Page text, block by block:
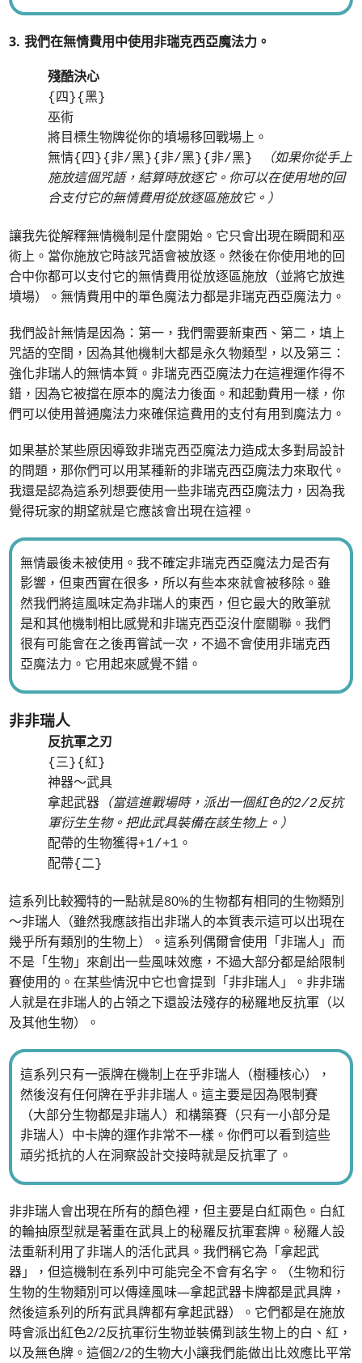
3. 我們在無情費用中使用非瑞克西亞魔法力。
殘酷決心
{四}{黑}
巫術
將目標生物牌從你的墳場移回戰場上。
無情{四}{非/黑}{非/黑}{非/黑}
（如果你從手上
施放這個咒語，結算時放逐它。你可以在使用地的回
合支付它的無情費用從放逐區施放它。）
讓我先從解釋無情機制是什麼開始。它只會出現在瞬間和巫
術上。當你施放它時該咒語會被放逐。然後在你使用地的回
合中你都可以支付它的無情費用從放逐區施放（並將它放進
墳場）。無情費用中的單色魔法力都是非瑞克西亞魔法力。
我們設計無情是因為：第一，我們需要新東西、第二，填上
咒語的空間，因為其他機制大都是永久物類型，以及第三：
強化非瑞人的無情本質。非瑞克西亞魔法力在這裡運作得不
錯，因為它被擋在原本的魔法力後面。和起動費用一樣，你
們可以使用普通魔法力來確保這費用的支付有用到魔法力。
如果基於某些原因導致非瑞克西亞魔法力造成太多對局設計
的問題，那你們可以用某種新的非瑞克西亞魔法力來取代。
我還是認為這系列想要使用一些非瑞克西亞魔法力，因為我
覺得玩家的期望就是它應該會出現在這裡。
無情最後未被使用。我不確定非瑞克西亞魔法力是否有
影響，但東西實在很多，所以有些本來就會被移除。雖
然我們將這風味定為非瑞人的東西，但它最大的敗筆就
是和其他機制相比感覺和非瑞克西亞沒什麼關聯。我們
很有可能會在之後再嘗試一次，不過不會使用非瑞克西
亞魔法力。它用起來感覺不錯。
非非瑞人
反抗軍之刃
{三}{紅}
神器～武具
拿起武器 （當這進戰場時，派出一個紅色的2/2反抗
軍衍生生物。把此武具裝備在該生物上。）
配帶的生物獲得+1/+1。
配帶{二}
這系列比較獨特的一點就是80%的生物都有相同的生物類別
～非瑞人（雖然我應該指出非瑞人的本質表示這可以出現在
幾乎所有類別的生物上）。這系列偶爾會使用「非瑞人」而
不是「生物」來創出一些風味效應，不過大部分都是給限制
賽使用的。在某些情況中它也會提到「非非瑞人」。非非瑞
人就是在非瑞人的占領之下還設法殘存的秘羅地反抗軍（以
及其他生物）。
這系列只有一張牌在機制上在乎非瑞人（樹種核心），
然後沒有任何牌在乎非非瑞人。這主要是因為限制賽
（大部分生物都是非瑞人）和構築賽（只有一小部分是
非瑞人）中卡牌的運作非常不一樣。你們可以看到這些
頑劣抵抗的人在洞察設計交接時就是反抗軍了。
非非瑞人會出現在所有的顏色裡，但主要是白紅兩色。白紅
的輪抽原型就是著重在武具上的秘羅反抗軍套牌。秘羅人設
法重新利用了非瑞人的活化武具。我們稱它為「拿起武
器」，但這機制在系列中可能完全不會有名字。（生物和衍
生物的生物類別可以傳達風味—拿起武器卡牌都是武具牌，
然後這系列的所有武具牌都有拿起武器）。它們都是在施放
時會派出紅色2/2反抗軍衍生物並裝備到該生物上的白、紅，
以及無色牌。這個2/2的生物大小讓我們能做出比效應比平常